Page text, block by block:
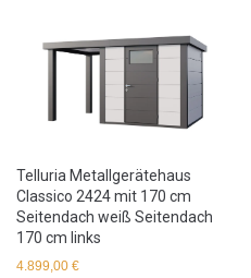
Telluria Metallgerätehaus
Classico 2424 mit 170 cm
Seitendach weiß Seitendach
170 cm links
4.899,00 €